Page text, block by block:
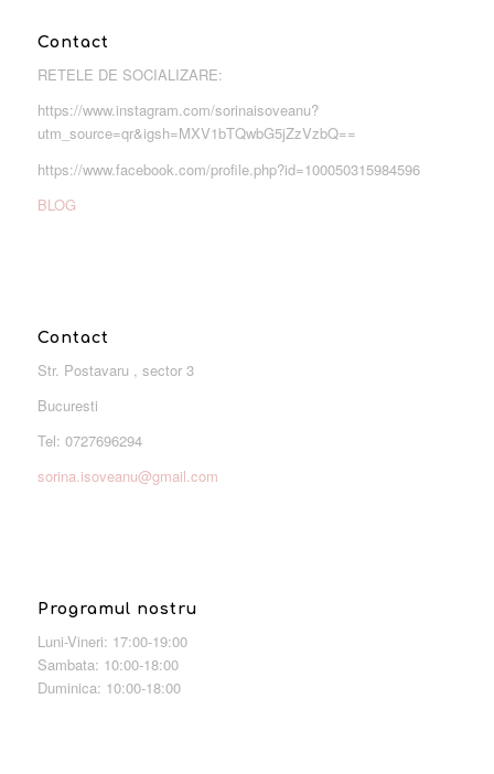
Contact
RETELE DE SOCIALIZARE:
https://www.instagram.com/sorinaisoveanu?
utm_source=qr&igsh=MXV1bTQwbG5jZzVzbQ==
https://www.facebook.com/profile.php?id=100050315984596
BLOG
Contact
Str. Postavaru , sector 3
Bucuresti
Tel: 0727696294
sorina.isoveanu@gmail.com
Programul nostru
Luni-Vineri: 17:00-19:00
Sambata: 10:00-18:00
Duminica: 10:00-18:00